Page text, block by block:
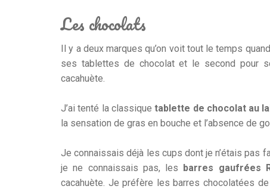
Les chocolats
Il y a deux marques qu’on voit tout le temps
ses tablettes de chocolat et le second pour
cacahuète.
J’ai tenté la classiquetablette de chocolat au
la sensation de gras en bouche et l’absence de
Je connaissais déjà les cups dont je n’étais pas
je ne connaissais pas, les barres gaufrées
cacahuète. Je préfère les barres chocolatées